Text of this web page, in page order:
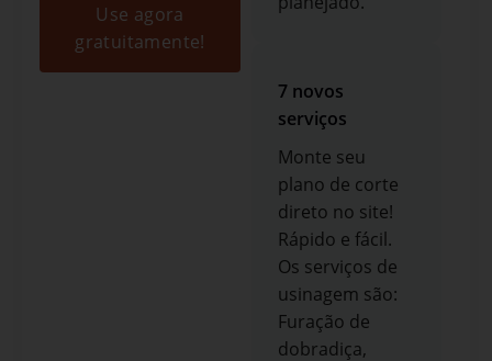
Use agora
gratuitamente!
7 novos
serviços
Monte seu
plano de corte
direto no site!
Rápido e fácil.
Os serviços de
usinagem são:
Furação de
dobradiça,